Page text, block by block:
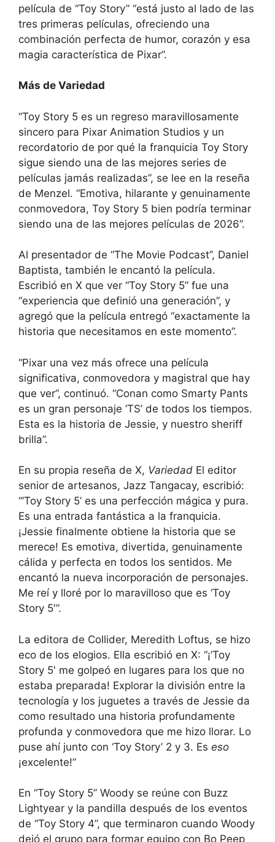
película de “Toy Story” “está justo al lado de las
tres primeras películas, ofreciendo una
combinación perfecta de humor, corazón y esa
magia característica de Pixar”.
Más de Variedad
“Toy Story 5 es un regreso maravillosamente
sincero para Pixar Animation Studios y un
recordatorio de por qué la franquicia Toy Story
sigue siendo una de las mejores series de
películas jamás realizadas”, se lee en la reseña
de Menzel. “Emotiva, hilarante y genuinamente
conmovedora, Toy Story 5 bien podría terminar
siendo una de las mejores películas de 2026”.
Al presentador de “The Movie Podcast”, Daniel
Baptista, también le encantó la película.
Escribió en X que ver “Toy Story 5” fue una
“experiencia que definió una generación”, y
agregó que la película entregó “exactamente la
historia que necesitamos en este momento”.
“Pixar una vez más ofrece una película
significativa, conmovedora y magistral que hay
que ver”, continuó. “Conan como Smarty Pants
es un gran personaje ‘TS’ de todos los tiempos.
Esta es la historia de Jessie, y nuestro sheriff
brilla”.
En su propia reseña de X, Variedad El editor
senior de artesanos, Jazz Tangacay, escribió:
“‘Toy Story 5’ es una perfección mágica y pura.
Es una entrada fantástica a la franquicia.
¡Jessie finalmente obtiene la historia que se
merece! Es emotiva, divertida, genuinamente
cálida y perfecta en todos los sentidos. Me
encantó la nueva incorporación de personajes.
Me reí y lloré por lo maravilloso que es ‘Toy
Story 5′”.
La editora de Collider, Meredith Loftus, se hizo
eco de los elogios. Ella escribió en X: “¡’Toy
Story 5′ me golpeó en lugares para los que no
estaba preparada! Explorar la división entre la
tecnología y los juguetes a través de Jessie da
como resultado una historia profundamente
profunda y conmovedora que me hizo llorar. Lo
puse ahí junto con ‘Toy Story’ 2 y 3. Es eso
¡excelente!”
En “Toy Story 5” Woody se reúne con Buzz
Lightyear y la pandilla después de los eventos
de “Toy Story 4”, que terminaron cuando Woody
dejó el grupo para formar equipo con Bo Peep